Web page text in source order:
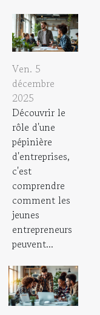
Ven. 5
décembre
2025
Découvrir le
rôle d'une
pépinière
d'entreprises,
c'est
comprendre
comment les
jeunes
entrepreneurs
peuvent...